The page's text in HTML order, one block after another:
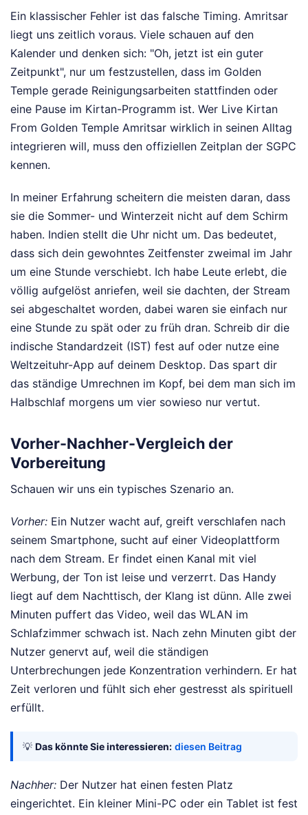
Ein klassischer Fehler ist das falsche Timing. Amritsar
liegt uns zeitlich voraus. Viele schauen auf den
Kalender und denken sich: "Oh, jetzt ist ein guter
Zeitpunkt", nur um festzustellen, dass im Golden
Temple gerade Reinigungsarbeiten stattfinden oder
eine Pause im Kirtan-Programm ist. Wer Live Kirtan
From Golden Temple Amritsar wirklich in seinen Alltag
integrieren will, muss den offiziellen Zeitplan der SGPC
kennen.
In meiner Erfahrung scheitern die meisten daran, dass
sie die Sommer- und Winterzeit nicht auf dem Schirm
haben. Indien stellt die Uhr nicht um. Das bedeutet,
dass sich dein gewohntes Zeitfenster zweimal im Jahr
um eine Stunde verschiebt. Ich habe Leute erlebt, die
völlig aufgelöst anriefen, weil sie dachten, der Stream
sei abgeschaltet worden, dabei waren sie einfach nur
eine Stunde zu spät oder zu früh dran. Schreib dir die
indische Standardzeit (IST) fest auf oder nutze eine
Weltzeituhr-App auf deinem Desktop. Das spart dir
das ständige Umrechnen im Kopf, bei dem man sich im
Halbschlaf morgens um vier sowieso nur vertut.
Vorher-Nachher-Vergleich der
Vorbereitung
Schauen wir uns ein typisches Szenario an.
Vorher: Ein Nutzer wacht auf, greift verschlafen nach
seinem Smartphone, sucht auf einer Videoplattform
nach dem Stream. Er findet einen Kanal mit viel
Werbung, der Ton ist leise und verzerrt. Das Handy
liegt auf dem Nachttisch, der Klang ist dünn. Alle zwei
Minuten puffert das Video, weil das WLAN im
Schlafzimmer schwach ist. Nach zehn Minuten gibt der
Nutzer genervt auf, weil die ständigen
Unterbrechungen jede Konzentration verhindern. Er hat
Zeit verloren und fühlt sich eher gestresst als spirituell
erfüllt.
💡 Das könnte Sie interessieren: diesen Beitrag
Nachher: Der Nutzer hat einen festen Platz
eingerichtet. Ein kleiner Mini-PC oder ein Tablet ist fest